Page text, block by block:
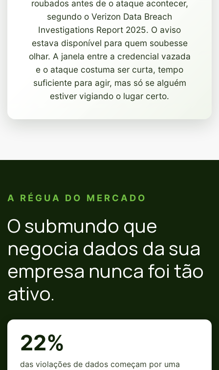
roubados antes de o ataque acontecer,
segundo o Verizon Data Breach
Investigations Report 2025. O aviso
estava disponível para quem soubesse
olhar. A janela entre a credencial vazada
e o ataque costuma ser curta, tempo
suficiente para agir, mas só se alguém
estiver vigiando o lugar certo.
A RÉGUA DO MERCADO
O submundo que
negocia dados da sua
empresa nunca foi tão
ativo.
22%
das violações de dados começam por uma